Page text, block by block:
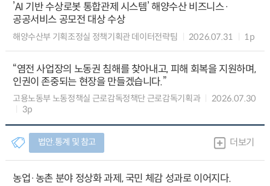
’AI 기반 수상로봇 통합관제 시스템’ 해양수산 비즈니스·
공공서비스 공모전 대상 수상
해양수산부 기획조정실 정책기획관 데이터전략팀 2026.07.31 1p
“염전 사업장의 노동권 침해를 찾아내고, 피해 회복을 지원하며,
인권이 존중되는 현장을 만들겠습니다.”
고용노동부 노동정책실 근로감독정책단 근로감독기획과
2026.07.30
3p
법안.통계 및 참고 더보기
농업·농촌 분야 정상화 과제, 국민 체감 성과로 이어지다.